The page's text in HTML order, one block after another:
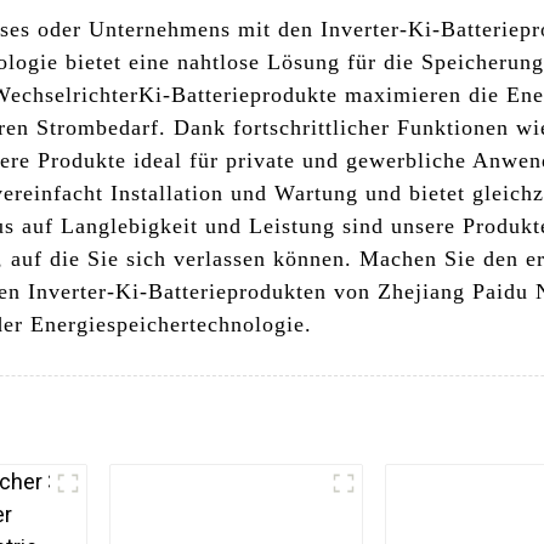
oder Unternehmens mit den Inverter-Ki-
bietet eine nahtlose Lösung für die
Ki-Batterieprodukte maximieren die
Strombedarf. Dank fortschrittlicher Funktionen
Produkte ideal für private und gewerbliche
Installation und Wartung und bietet
auf Langlebigkeit und Leistung sind unsere
die Sie sich verlassen können. Machen Sie den
Inverter-Ki-Batterieprodukten von Zhejiang Paidu
Energiespeichertechnologie.